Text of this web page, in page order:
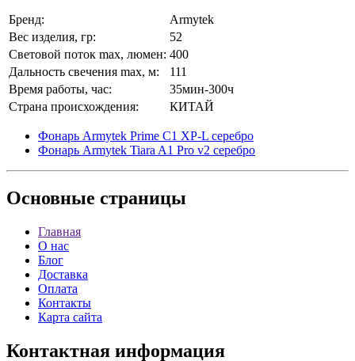
Бренд:
Armytek
Вес изделия, гр:
52
Световой поток max, люмен: 400
Дальность свечения max, м:
111
Время работы, час:
35мин-300ч
Страна происхождения:
КИТАЙ
Фонарь Armytek Prime C1 XP-L серебро
Фонарь Armytek Tiara A1 Pro v2 серебро
Основные страницы
Главная
О нас
Блог
Доставка
Оплата
Контакты
Карта сайта
Контактная информация